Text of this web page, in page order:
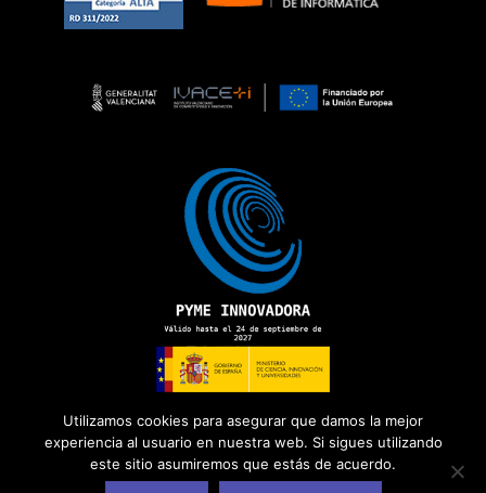
Copyright 2026 ©ADD Informática· Todos los derechos
Utilizamos cookies para asegurar que damos la mejor
experiencia al usuario en nuestra web. Si sigues utilizando
este sitio asumiremos que estás de acuerdo.